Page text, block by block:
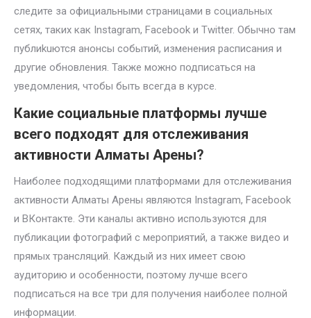
следите за официальными страницами в социальных
сетях, таких как Instagram, Facebook и Twitter. Обычно там
публиkuются анонсы событий, изменения расписания и
другие обновления. Также можно подписаться на
уведомления, чтобы быть всегда в курсе.
Какие социальные платформы лучше
всего подходят для отслеживания
активности Алматы Арены?
Наиболее подходящими платформами для отслеживания
активности Алматы Арены являются Instagram, Facebook
и ВКонтакте. Эти каналы активно используются для
публикации фотографий с мероприятий, а также видео и
прямых трансляций. Каждый из них имеет свою
аудиторию и особенности, поэтому лучше всего
подписаться на все три для получения наиболее полной
информации.